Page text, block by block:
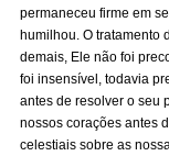
permaneceu firme em
humilhou. O tratamento
demais, Ele não foi
foi insensível, todavia
antes de resolver o seu
nossos corações antes
celestiais sobre as